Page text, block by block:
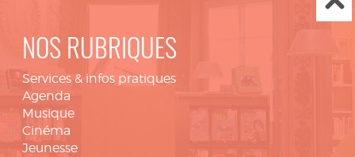
NOS RUBRIQUES
Services & infos pratiques
Agenda
Musique
Cinéma
Jeunesse